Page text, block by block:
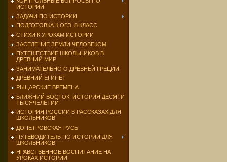
ИСТОРИИ
ЗАДАЧИ ПО ИСТОРИИ
ПОДГОТОВКА К ОГЭ. 8 КЛАСС
СТИХИ К УРОКАМ ИСТОРИИ
ЗАСЕЛЕНИЕ ЗЕМЛИ ЧЕЛОВЕКОМ
ПУТЕШЕСТВИЕ ШКОЛЬНИКОВ В
ДРЕВНИЙ МИР
ЗАНИМАТЕЛЬНО О ДРЕВНЕЙ ГРЕЦИИ
ДРЕВНИЙ ЕГИПЕТ
РЫЦАРСКИЕ ВРЕМЕНА
БЛИЖНИЙ ВОСТОК. ИСТОРИЯ ДЕСЯТИ
ТЫСЯЧЕЛЕТИЙ
ИСТОРИЯ РОССИИ В РАССКАЗАХ ДЛЯ
ШКОЛЬНИКОВ
ДОПЕТРОВСКАЯ РУСЬ
ПУТЕВОДИТЕЛЬ ПО ИСТОРИИ ДЛЯ
ШКОЛЬНИКОВ
НРАВСТВЕННОЕ ВОСПИТАНИЕ НА
УРОКАХ ИСТОРИИ